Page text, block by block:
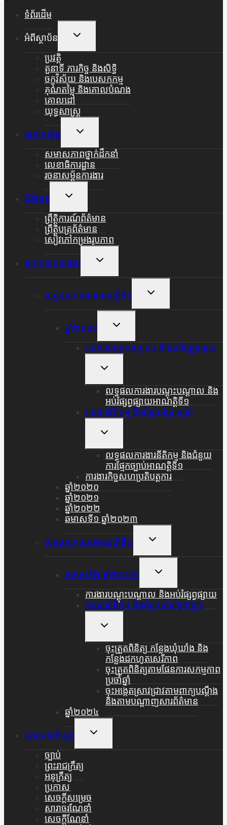
ទំព័រដើម
អំពីស្ថាប័ន
Toggle
Menu
ប្រវត្តិ
តួនាទី ភារកិច្ច និងសិទ្ធិ
ចក្ខុវិស័យ និងបេសកកម្ម
គុណតម្លៃ និងគោលបំណង
គោលដៅ
យុទ្ធសាស្ត្រ
រចនាសម្ព័ន
Toggle
Menu
សមាសភាពថ្នាក់ដឹកនាំ
លេខាធិការដ្ឋាន
រចនាសម្ព័នការងារ
ព័ត៌មាន
Toggle
Menu
ព្រឹត្តិការណ៍ព័ត៌មាន
ព្រឹត្តិបត្រព័ត៌មាន
សៀវភៅកម្រងរូបភាព
សកម្មភាពការងារ
Toggle
Menu
លទ្ធផលការងារអាណត្តិទី១
Toggle
Menu
ឆ្នាំ២០១៩
Toggle
Menu
ការងារបណ្តុះបណ្តាល និងអប់រំផ្សព្វផ្សាយ
Toggle
Menu
លទ្ធផលការងារបណ្តុះបណ្តាល និង
អប់រំផ្សព្វផ្សាយអាណត្តិទី១
ការងារនីតិកម្ម និងជំនួយផ្នែកច្បាប់
Toggle
Menu
លទ្ធផលការងារនីតិកម្ម និងជំនួយ
ការផ្មែកច្បាប់អាណត្តិទី១
ការងារកិច្ចសហប្រតិបត្តការ
ឆ្នាំ២០២០
ឆ្នាំ២០២១
ឆ្នាំ២០២២
ឆមាសទី១ ឆ្នាំ២០២៣
លទ្ធផលការងារអាណត្តិទី២
Toggle
Menu
ឆមាសទី២ ឆ្នាំ២០២៣
Toggle
Menu
ការងារបណ្តុះបណ្តាល និងអប់រំផ្សព្វផ្សាយ
ការងារនីតិកម្ម និងជំនួយការផ្នែកច្បាប់
Toggle
Menu
ចុះត្រួតពិនិត្យ កន្លែងឃុំឃាំង និង
កន្លែងដកហូតសេរីភាព
ចុះត្រួតពិនិត្យតាមផែនការសកម្មភាព
ប្រចាំឆ្នាំ
ចុះអង្កេតស្រាវជ្រាវតាមពាក្យបណ្តឹង
និងតាមបណ្តាញសារព័ត៌មាន
ឆ្នាំ២០២៤
ឯកសារគតិយុត្ត
Toggle
Menu
ច្បាប់
ព្រះរាជក្រឹត្យ
អនុក្រឹត្យ
ប្រកាស
សេចក្តីសម្រេច
សារាចរណែនាំ
សេចក្តីណែនាំ